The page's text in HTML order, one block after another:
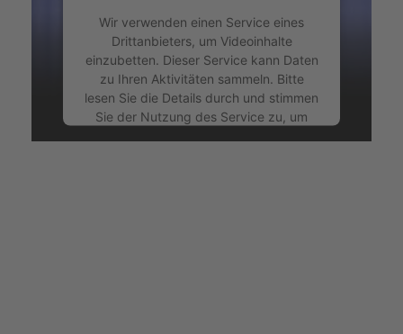
Wir verwenden einen Service eines
Drittanbieters, um Videoinhalte
einzubetten. Dieser Service kann Daten
zu Ihren Aktivitäten sammeln. Bitte
lesen Sie die Details durch und stimmen
Sie der Nutzung des Service zu, um